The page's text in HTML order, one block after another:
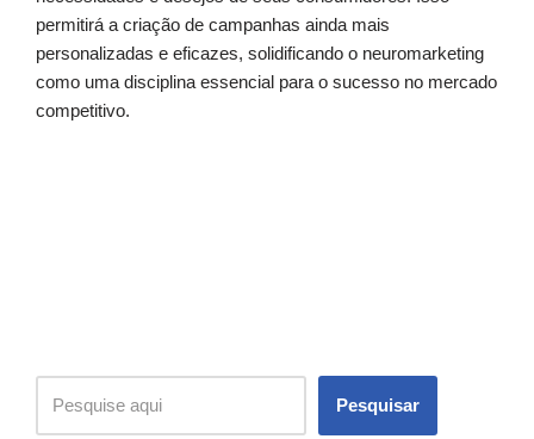
permitirá a criação de campanhas ainda mais
personalizadas e eficazes, solidificando o neuromarketing
como uma disciplina essencial para o sucesso no mercado
competitivo.
Pesquisar